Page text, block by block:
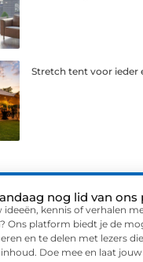
Stretch tent voor ieder
nog lid van ons
ideeën, kennis of verhalen
Ons platform biedt je de
en te delen met lezers
Doe mee en laat jouw